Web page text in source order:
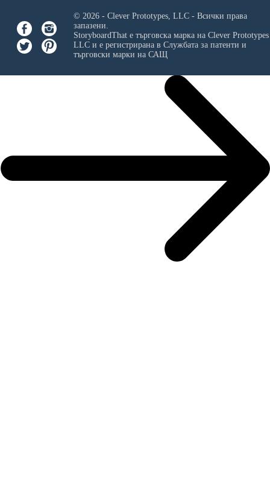
© 2026 - Clever Prototypes, LLC - Всички права
запазени.
StoryboardThat е търговска марка на Clever
LLCи е регистрирана в Службата за патенти и
търговски марки на САЩ